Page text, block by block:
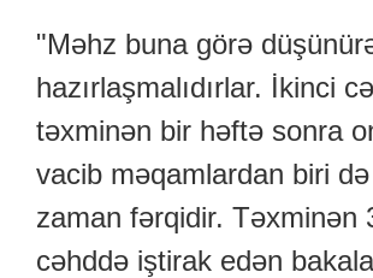
"Məhz buna görə
hazırlaşmalıdırlar. İkinci
təxminən bir həftə sonra
vacib məqamlardan biri
zaman fərqidir. Təxminən
cəhddə iştirak edən